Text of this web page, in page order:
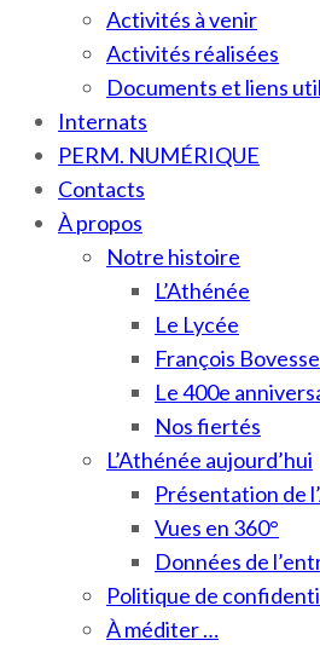
Activités à venir
Activités réalisées
Documents et liens
Internats
PERM. NUMÉRIQUE
Contacts
À propos
Notre histoire
L’Athénée
Le Lycée
François Bovesse
Le 400e
Nos fiertés
L’Athénée aujourd’hui
Présentation de
Vues en 360°
Données de
Politique de
À méditer …